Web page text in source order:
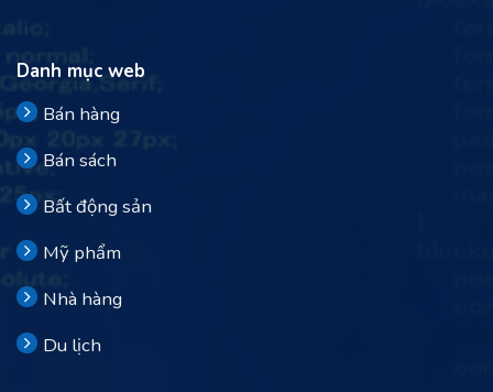
Danh mục web
Bán hàng
Bán sách
Bất động sản
Mỹ phẩm
Nhà hàng
Du lịch